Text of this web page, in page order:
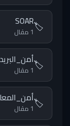
🏷️
SOAR
1 مقال
🏷️1 مقال
🏷️1 مقال